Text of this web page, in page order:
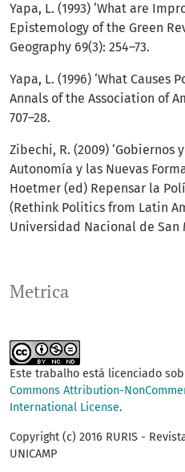
Metrica
Yapa, L. (1993) ‘What are
Epistemology of the Green
Geography 69(3): 254–73.
Yapa, L. (1996) ‘What Causes
Annals of the Association of
707–28.
Zibechi, R. (2009) ‘Gobiernos
Autonomía y las Nuevas
Hoetmer (ed) Repensar la
(Rethink Politics from Latin
Universidad Nacional de San
Este trabalho está licenciado
Commons Attribution-
International License.
Copyright (c) 2016 RURIS -
UNICAMP